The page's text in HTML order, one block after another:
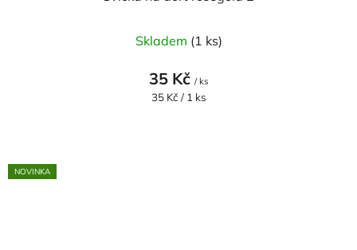
Skladem (1 ks)
35 Kč / ks
Měrná
35 Kč / 1 ks
NOVINKA